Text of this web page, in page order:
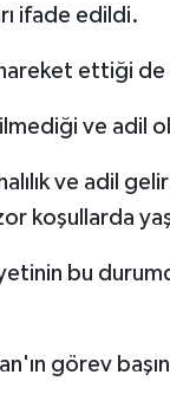
ifade edildi.
ettiği
ve adil
ve adil
koşullarda
bu
görev